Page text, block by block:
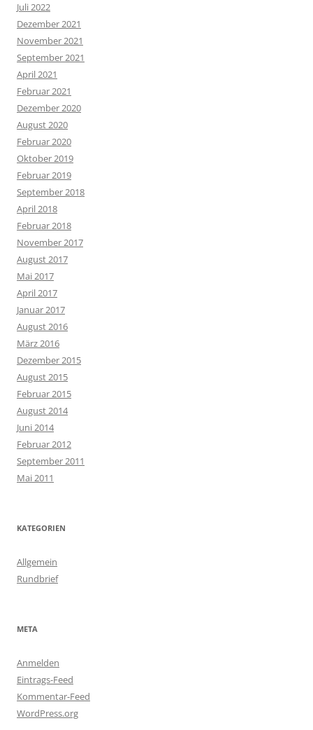
Juli 2022
Dezember 2021
November 2021
September 2021
April 2021
Februar 2021
Dezember 2020
August 2020
Februar 2020
Oktober 2019
Februar 2019
September 2018
April 2018
Februar 2018
November 2017
August 2017
Mai 2017
April 2017
Januar 2017
August 2016
März 2016
Dezember 2015
August 2015
Februar 2015
August 2014
Juni 2014
Februar 2012
September 2011
Mai 2011
KATEGORIEN
Allgemein
Rundbrief
META
Anmelden
Eintrags-Feed
Kommentar-Feed
WordPress.org